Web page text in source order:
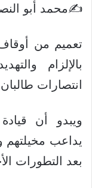
✍️محمد أبو
تعميم من
بالإلزام
انتصارات
ويبدو أن
يداعب مخيلتهم
بعد التطورات